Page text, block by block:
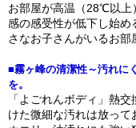
お部屋が高温（28℃以上
感の感受性が低下し始
さなお子さんがいるお部
■霧ヶ峰の清潔性～汚れに
を。
「よごれんボディ」熱
けた微細な汚れは放って